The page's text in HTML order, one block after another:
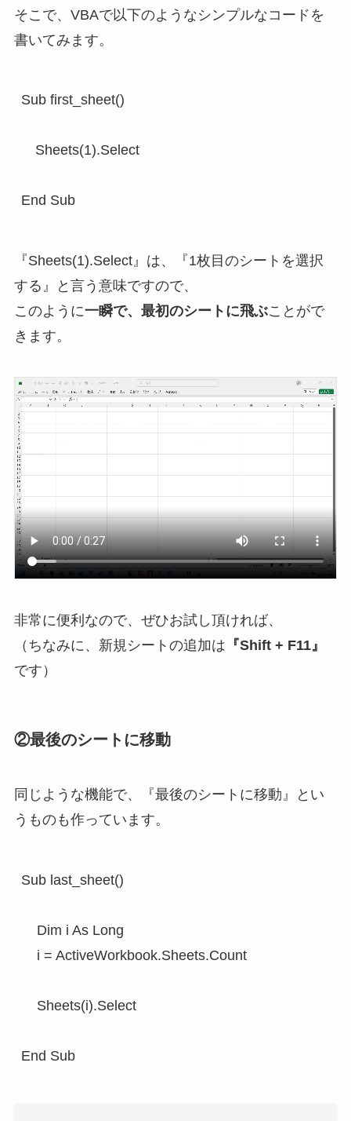
そこで、VBAで以下のようなシンプルなコードを
書いてみます。
Sub first_sheet()
Sheets(1).Select
End Sub
『Sheets(1).Select』は、『1枚目のシートを選択
する』と言う意味ですので、
このように一瞬で、最初のシートに飛ぶことがで
きます。
非常に便利なので、ぜひお試し頂ければ、
（ちなみに、新規シートの追加は 『Shift + F11』
です）
②最後のシートに移動
同じような機能で、『最後のシートに移動』とい
うものも作っています。
Sub last_sheet()
    Dim i As Long
    i = ActiveWorkbook.Sheets.Count
    Sheets(i).Select
End Sub